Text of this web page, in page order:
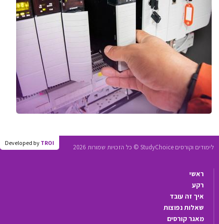
Developed by TROI
לימודים וקורסים StudyChoice © כל הזכויות שמורות 2026
ראשי
רקע
איך זה עובד
שאלות נפוצות
מאגר קורסים